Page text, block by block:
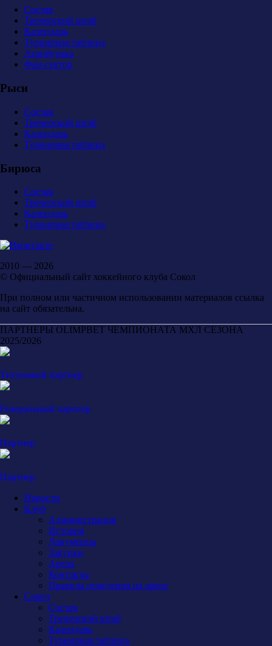
Состав
Тренерский штаб
Календарь
Турнирная таблица
Атрибутика
Фан-сектор
Рыси
Состав
Тренерский штаб
Календарь
Турнирная таблица
Бирюса
Состав
Тренерский штаб
Календарь
Турнирная таблица
2010 — 2026
© Официальный сайт хоккейного клуба Сокол
При полном или частичном использовании материалов ссылка
на сайт обязательна.
ПАРТНЕРЫ OLIMPBET ЧЕМПИОНАТА МХЛ СЕЗОНА
2025/2026
Титульный партнер
Генеральный партнер
Партнер
Партнер
Новости
Клуб
Администрация
История
Документы
Закупки
Арена
Контакты
Правила поведения на арене
Сокол
Состав
Тренерский штаб
Календарь
Турнирная таблица